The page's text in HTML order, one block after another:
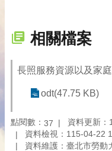
相關檔案
長照服務資源以及家
odt(47.75 KB)
點閱數： 37
資料更新
資料檢視：115-04-22
資料維護：臺北市勞動